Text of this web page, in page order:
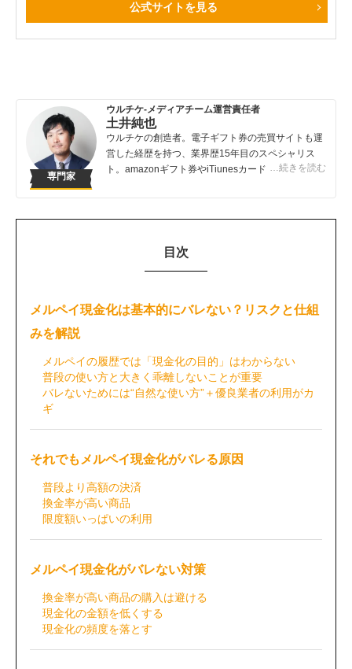
公式サイトを見る
専門家
ウルチケ-メディアチーム運営責任者
土井純也
…続きを読む
ウルチケの創造者。電子ギフト券の売買サイトも運
営した経歴を持つ、業界歴15年目のスペシャリス
ト。amazonギフト券やiTiunesカードの売買は知っ
まうこんなバカバカしいことは避けてほしい！
目次
メルペイ現金化は基本的にバレない？リスクと仕組
みを解説
メルペイの履歴では「現金化の目的」はわからない
普段の使い方と大きく乖離しないことが重要
バレないためには“自然な使い方”＋優良業者の利用がカ
ギ
それでもメルペイ現金化がバレる原因
普段より高額の決済
換金率が高い商品
限度額いっぱいの利用
メルペイ現金化がバレない対策
換金率が高い商品の購入は避ける
現金化の金額を低くする
現金化の頻度を落とす